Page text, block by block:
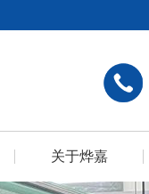
关于烨嘉